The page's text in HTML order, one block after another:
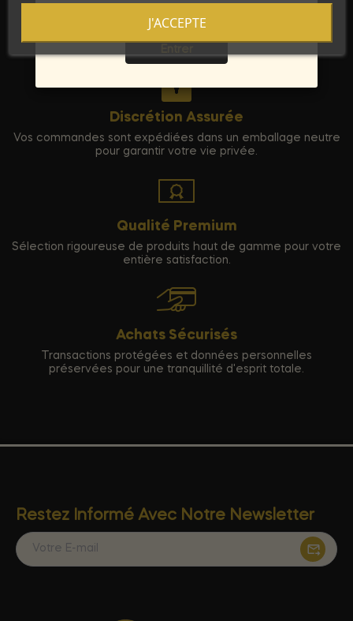
Discrétion Assurée
Vos commandes sont expédiées dans un emballage neutre
pour garantir votre vie privée.
Qualité Premium
Sélection rigoureuse de produits haut de gamme pour votre
entière satisfaction.
Achats Sécurisés
Transactions protégées et données personnelles
préservées pour une tranquillité d'esprit totale.
Restez Informé Avec Notre Newsletter
J'ACCEPTE
Sortie